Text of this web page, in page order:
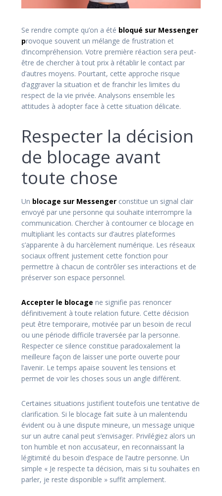
Se rendre compte qu’on a été bloqué sur Messenger
provoque souvent un mélange de frustration et
d’incompréhension. Votre première réaction sera peut-
être de chercher à tout prix à rétablir le contact par
d’autres moyens. Pourtant, cette approche risque
d’aggraver la situation et de franchir les limites du
respect de la vie privée. Analysons ensemble les
attitudes à adopter face à cette situation délicate.
Respecter la décision
de blocage avant
toute chose
Un blocage sur Messenger constitue un signal clair
envoyé par une personne qui souhaite interrompre la
communication. Chercher à contourner ce blocage en
multipliant les contacts sur d’autres plateformes
s’apparente à du harcèlement numérique. Les réseaux
sociaux offrent justement cette fonction pour
permettre à chacun de contrôler ses interactions et de
préserver son espace personnel.
Accepter le blocage ne signifie pas renoncer
définitivement à toute relation future. Cette décision
peut être temporaire, motivée par un besoin de recul
ou une période difficile traversée par la personne.
Respecter ce silence constitue paradoxalement la
meilleure façon de laisser une porte ouverte pour
l’avenir. Le temps apaise souvent les tensions et
permet de voir les choses sous un angle différent.
Certaines situations justifient toutefois une tentative de
clarification. Si le blocage fait suite à un malentendu
évident ou à une dispute mineure, un message unique
sur un autre canal peut s’envisager. Privilégiez alors un
ton humble et non accusateur, en reconnaissant la
légitimité du besoin d’espace de l’autre personne. Un
simple « Je respecte ta décision, mais si tu souhaites en
parler, je reste disponible » suffit amplement.